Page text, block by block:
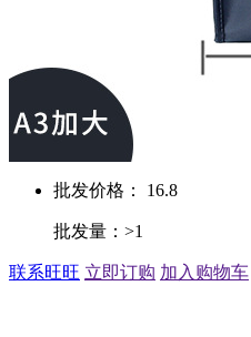
批发价格： 16.8
批发量：>1
联系旺旺 立即订购 加入购物车